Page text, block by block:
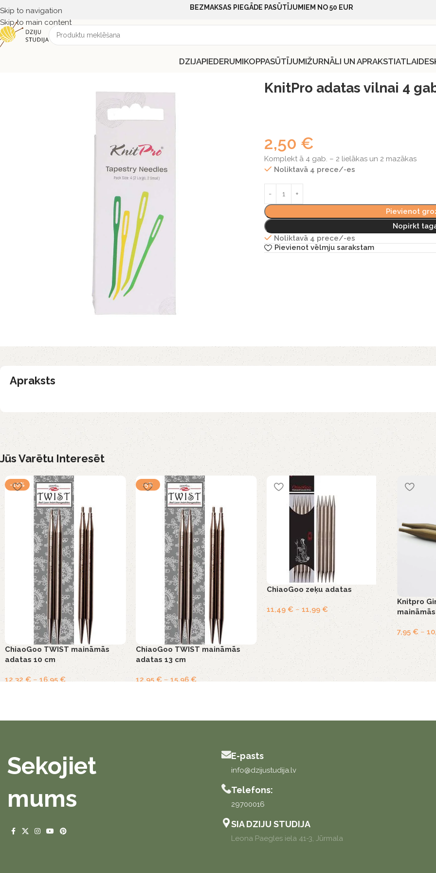
Skip to navigation
Skip to main content
BEZMAKSAS PIEGĀDE PASŪTĪJUMIEM NO 50 EUR
DZIJAPIEDERUMIKOPPASŪTĪJUMIŽURNĀLI UN APRAKSTIATLAIDES
KnitPro adatas vilnai 4
2,50 €
Komplekt ā 4 gab. – 2 lielākas un 2 mazākas
Noliktavā 4 prece/-es
Pievienot
Nopirkt
Noliktavā 4 prece/-es
Pievienot vēlmju sarakstam
Apraksts
Jūs Varētu Interesēt
-10%
ChiaoGoo TWIST maināmās
adatas 10 cm
12,32€ – 16,95€
-5%
ChiaoGoo TWIST maināmās
adatas 13 cm
12,95 € – 15,96€
ChiaoGoo zeķu adatas
11,49 € – 11,99€
Knitpro
maināmās
7,95 € –
Sekojiet
mums
E-pasts
info@dzijustudija.lv
Telefons:
29700016
SIA DZIJU STUDIJA
Leona Paegles iela 41-3, Jūrmala